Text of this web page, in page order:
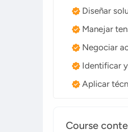
Diseñar
Manejar
Negociar
Identificar
Aplicar
Course